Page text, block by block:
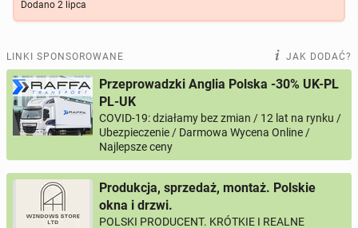
Dodano 2 lipca
LINKI SPONSOROWANE JAK DODAĆ?
Przeprowadzki Anglia Polska -30% UK-PL
PL-UK
COVID-19: działamy bez zmian / 12 lat na rynku /
Ubezpieczenie / Darmowa Wycena Online /
Najlepsze ceny
Produkcja, sprzedaż, montaż. Polskie
okna i drzwi.
POLSKI PRODUCENT. KRÓTKIE I REALNE